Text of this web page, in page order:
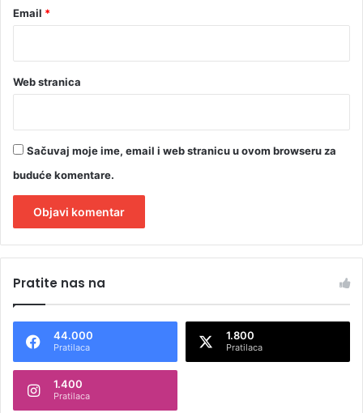
Email *
Web stranica
Sačuvaj moje ime, email i web stranicu u ovom browseru za
buduće komentare.
t
n
Pratite nas na
44.000
Pratilaca
1.800
Pratilaca
1.400
Pratilaca